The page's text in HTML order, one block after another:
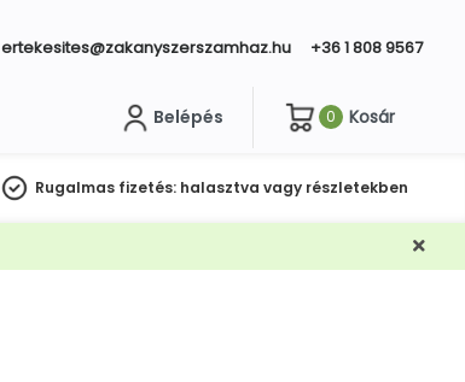
ertekesites@zakanyszerszamhaz.hu +36 1 808 9567
Belépés 0 Kosár
Rugalmas fizetés: halasztva vagy részletekben